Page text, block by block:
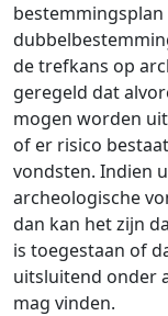
de trefkans op
geregeld dat
mogen worden
of er risico
vondsten. Indien
archeologische
dan kan het zijn
is toegestaan of
uitsluitend onder
mag vinden.